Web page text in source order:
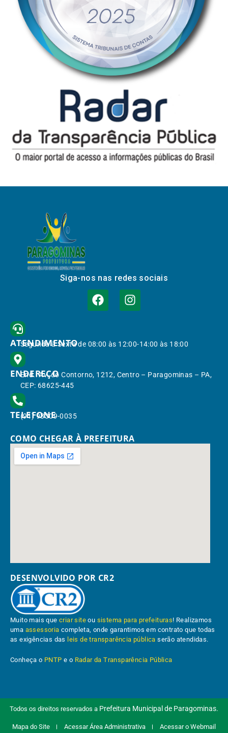
Siga-nos nas redes sociais
ATENDIMENTO
Segunda à Sexta de 08:00 às 12:00-14:00 às 18:00
ENDEREÇO
End.: Av. do Contorno, 1212, Centro – Paragominas – PA,
CEP: 68625-445
TELEFONE
(91) 98309-0035
COMO CHEGAR À PREFEITURA
DESENVOLVIDO POR CR2
Muito mais quecriar site ou sistema para prefeituras! Realizamos
uma assessoria completa, onde garantimos em contrato que todas
as exigências das leis de transparência pública serão atendidas.
Conheça o PNTP e o Radar da Transparência Pública
Todos os direitos reservados a Prefeitura Municipal de Paragominas.
Mapa do Site Acessar Área Administrativa Acessar o Webmail